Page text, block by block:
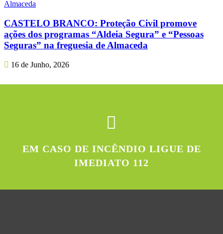
CASTELO BRANCO: Proteção Civil promove
ações dos programas “Aldeia Segura” e “Pessoas
Seguras” na freguesia de Almaceda
16 de Junho, 2026
EM CASO DE INCÊNDIO LIGUE DE
IMEDIATO 112